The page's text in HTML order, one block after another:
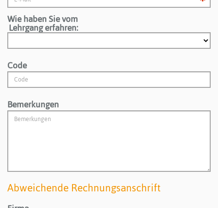
Wie haben Sie vom
Lehrgang erfahren:
Code
Bemerkungen
Abweichende Rechnungsanschrift